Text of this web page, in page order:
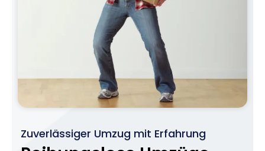
Zuverlässiger Umzug mit Erfahrung